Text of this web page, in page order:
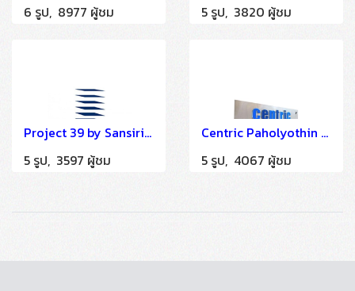
6 รูป, 8977 ผู้ชม
5 รูป, 3820 ผู้ชม
Project 39 by Sansiri (IMDU)
5 รูป, 3597 ผู้ชม
Centric Paholyothin 9 (L-Band)
5 รูป, 4067 ผู้ชม